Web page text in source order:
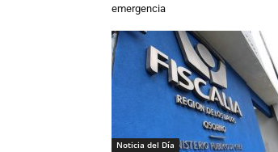
emergencia
Noticia del Día